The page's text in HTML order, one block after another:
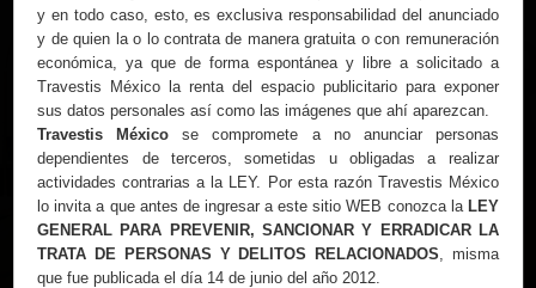
y en todo caso, esto, es exclusiva responsabilidad del anunciado
y de quien la o lo contrata de manera gratuita o con remuneración
económica, ya que de forma espontánea y libre a solicitado a
Travestis México la renta del espacio publicitario para exponer
sus datos personales así como las imágenes que ahí aparezcan.
Travestis México se compromete a no anunciar personas
dependientes de terceros, sometidas u obligadas a realizar
actividades contrarias a la LEY. Por esta razón Travestis México
lo invita a que antes de ingresar a este sitio WEB conozca la LEY
GENERAL PARA PREVENIR, SANCIONAR Y ERRADICAR LA
TRATA DE PERSONAS Y DELITOS RELACIONADOS , misma
que fue publicada el día 14 de junio del año 2012.